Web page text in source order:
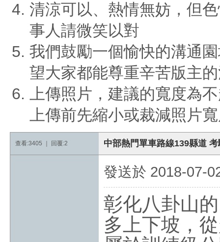
清涼可以、熱情無妨，但
事人請微笑以對
我們鼓勵一個愉快的溝通
望大家都能尊重辛苦版主
上傳照片，建議的寬度為
上傳前先縮小或裁減照片
查看:3405 ｜ 回覆:2 中部熱門單車路線139縣道
發送於 2018-07-
彰化八卦山
多上下坡，